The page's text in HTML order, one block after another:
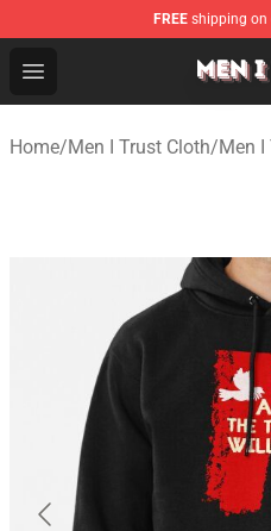
FREE shipping on
Open menu
Men I Trust Shop -
Home/Men I Trust Cloth/Men I